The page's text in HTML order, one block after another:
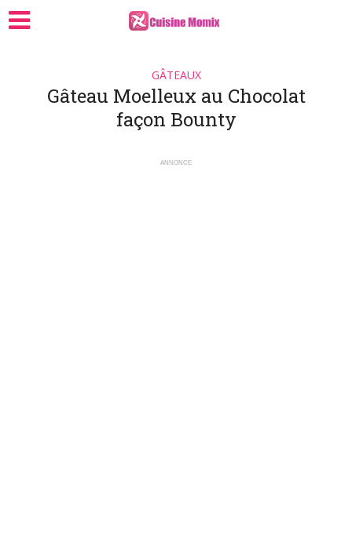
GÂTEAUX
Gâteau Moelleux au Chocolat
façon Bounty
ANNONCE